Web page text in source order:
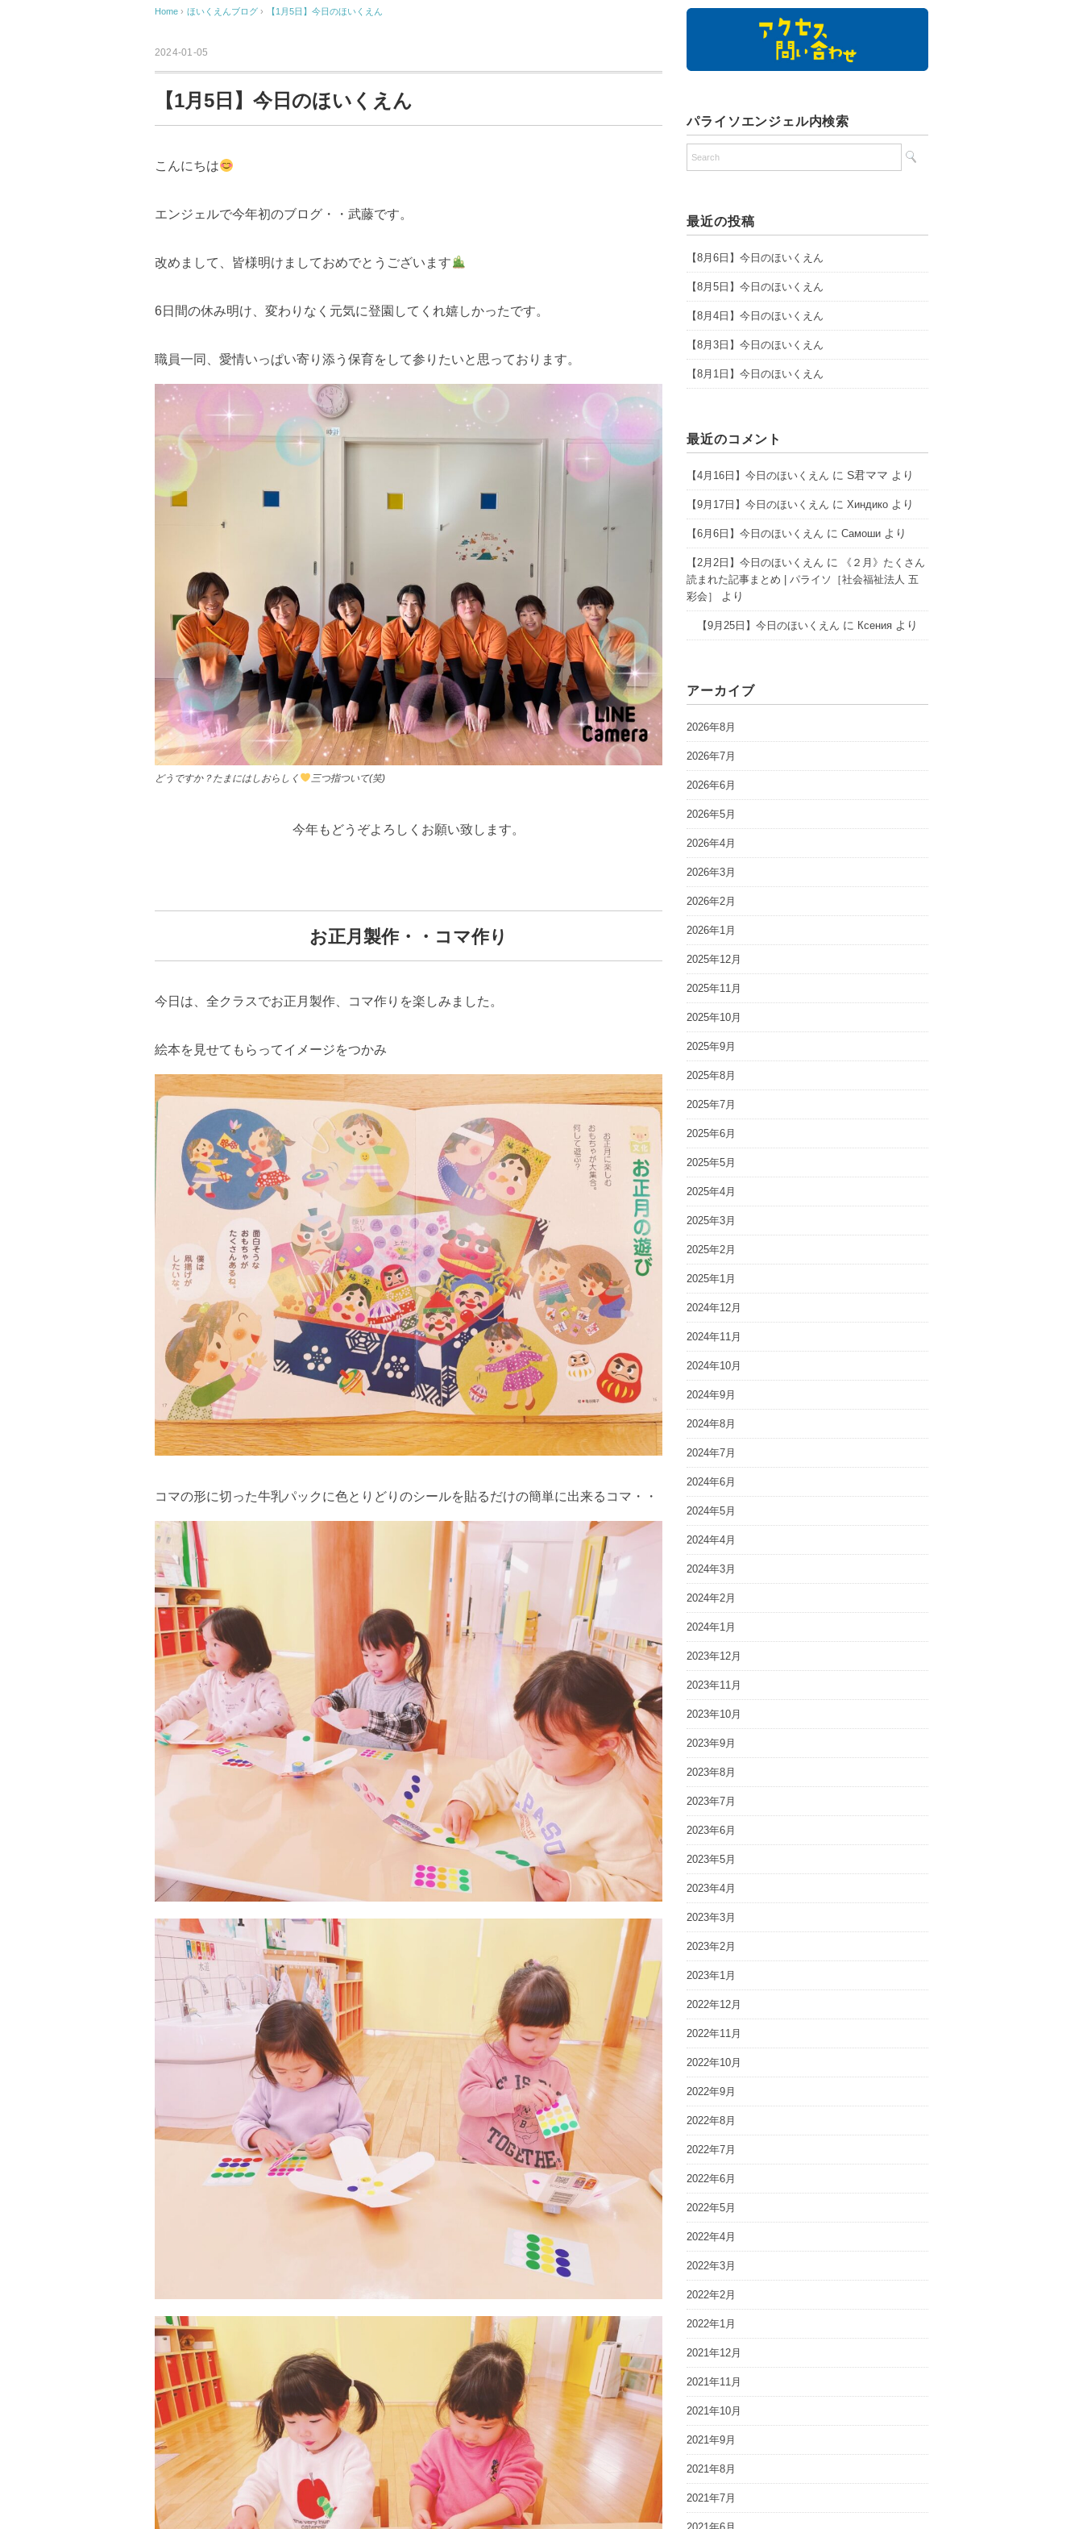
Home › ほいくえんブログ › 【1月5日】今日のほいくえん
2024-01-05
【1月5日】今日のほいくえん
こんにちは
エンジェルで今年初のブログ・・武藤です。
改めまして、皆様明けましておめでとうございます
6日間の休み明け、変わりなく元気に登園してくれ嬉しかったです。
職員一同、愛情いっぱい寄り添う保育をして参りたいと思っております。
どうですか？たまにはしおらしく 三つ指ついて(笑)
今年もどうぞよろしくお願い致します。
お正月製作・・コマ作り
今日は、全クラスでお正月製作、コマ作りを楽しみました。
絵本を見せてもらってイメージをつかみ
コマの形に切った牛乳パックに色とりどりのシールを貼るだけの簡単に出来るコマ・・
パライソエンジェル内検索
最近の投稿
【8月6日】今日のほいくえん
【8月5日】今日のほいくえん
【8月4日】今日のほいくえん
【8月3日】今日のほいくえん
【8月1日】今日のほいくえん
最近のコメント
【4月16日】今日のほいくえん に S君ママ より
【9月17日】今日のほいくえん にХиндико より
【6月6日】今日のほいくえん にСамоши より
【2月2日】今日のほいくえん に
《２月》たくさん
読まれた記事まとめ | パライソ［社会福祉法人 五
彩会］
より
【9月25日】今日のほいくえん に Ксения より
アーカイブ
2026年8月
2026年7月
2026年6月
2026年5月
2026年4月
2026年3月
2026年2月
2026年1月
2025年12月
2025年11月
2025年10月
2025年9月
2025年8月
2025年7月
2025年6月
2025年5月
2025年4月
2025年3月
2025年2月
2025年1月
2024年12月
2024年11月
2024年10月
2024年9月
2024年8月
2024年7月
2024年6月
2024年5月
2024年4月
2024年3月
2024年2月
2024年1月
2023年12月
2023年11月
2023年10月
2023年9月
2023年8月
2023年7月
2023年6月
2023年5月
2023年4月
2023年3月
2023年2月
2023年1月
2022年12月
2022年11月
2022年10月
2022年9月
2022年8月
2022年7月
2022年6月
2022年5月
2022年4月
2022年3月
2022年2月
2022年1月
2021年12月
2021年11月
2021年10月
2021年9月
2021年8月
2021年7月